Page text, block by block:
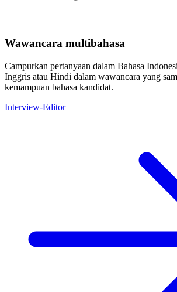
Wawancara multibahasa
Campurkan pertanyaan dalam Bahasa
Inggris atau Hindi dalam wawancara yang
kemampuan bahasa kandidat.
Interview-Editor